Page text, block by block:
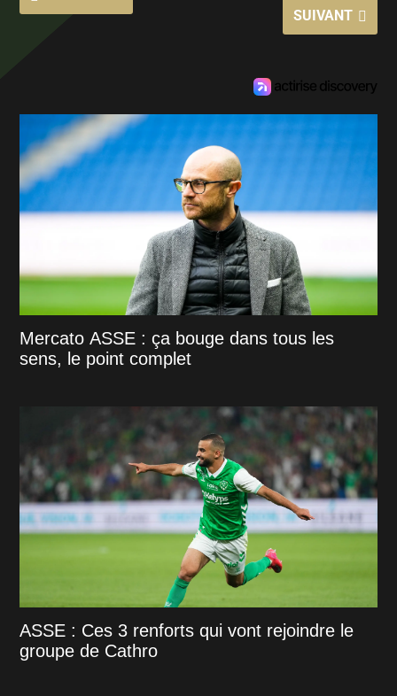
SUIVANT
Mercato ASSE : ça bouge dans tous les
sens, le point complet
ASSE : Ces 3 renforts qui vont rejoindre le
groupe de Cathro